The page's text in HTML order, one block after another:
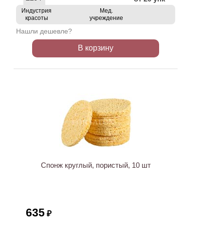
Индустрия
красоты
Мед.
учреждение
Нашли дешевле?
В корзину
Спонж круглый, пористый, 10 шт
635 ₽